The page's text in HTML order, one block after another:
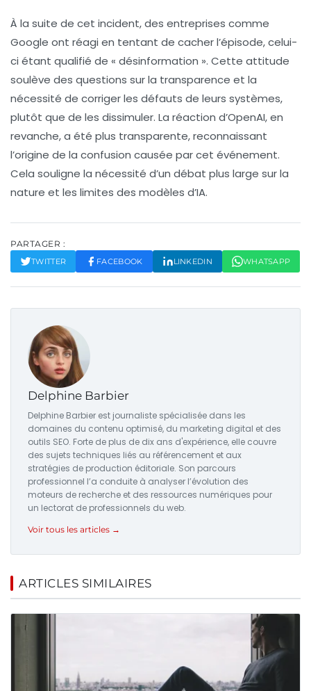
À la suite de cet incident, des entreprises comme
Google ont réagi en tentant de cacher l’épisode, celui-
ci étant qualifié de « désinformation ». Cette attitude
soulève des questions sur la transparence et la
nécessité de corriger les défauts de leurs systèmes,
plutôt que de les dissimuler. La réaction d’OpenAI, en
revanche, a été plus transparente, reconnaissant
l’origine de la confusion causée par cet événement.
Cela souligne la nécessité d’un débat plus large sur la
nature et les limites des modèles d’IA.
PARTAGER :
TWITTER FACEBOOK LINKEDIN WHATSAPP
Delphine Barbier
Delphine Barbier est journaliste spécialisée dans les
domaines du contenu optimisé, du marketing digital et des
outils SEO. Forte de plus de dix ans d'expérience, elle couvre
des sujets techniques liés au référencement et aux
stratégies de production éditoriale. Son parcours
professionnel l’a conduite à analyser l’évolution des
moteurs de recherche et des ressources numériques pour
un lectorat de professionnels du web.
Voir tous les articles →
ARTICLES SIMILAIRES